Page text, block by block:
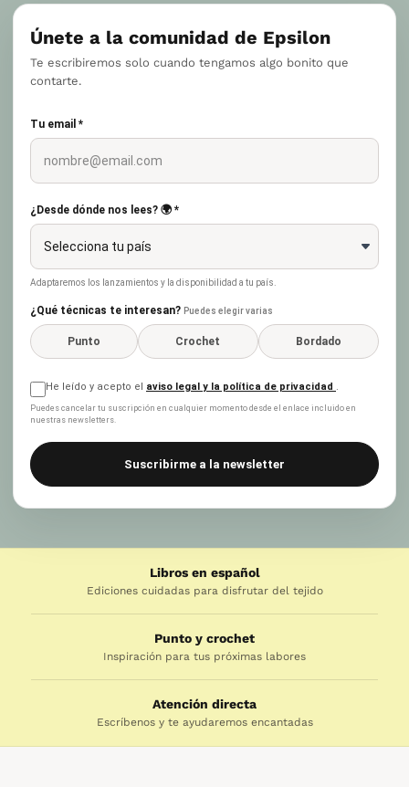
Únete a la comunidad de Epsilon
Te escribiremos solo cuando tengamos algo bonito que
contarte.
Tu email *
¿Desde dónde nos lees? 🌍 *
Adaptaremos los lanzamientos y la disponibilidad a tu país.
¿Qué técnicas te interesan? Puedes elegir varias
Punto Crochet Bordado
He leído y acepto el aviso legal y la política de privacidad .
Puedes cancelar tu suscripción en cualquier momento desde el enlace incluido en
nuestras newsletters.
Suscribirme a la newsletter
Libros en español
Ediciones cuidadas para disfrutar del tejido
Punto y crochet
Inspiración para tus próximas labores
Atención directa
Escríbenos y te ayudaremos encantadas